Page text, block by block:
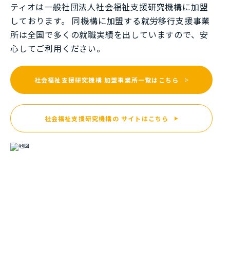
ティオは一般社団法⼈社会福祉⽀援研究機構に加盟
しております。 同機構に加盟する就労移⾏⽀援事業
所は全国で多くの就職実績を出していますので、安
⼼してご利⽤ください。
社会福祉支援研究機構 加盟事業所一覧はこちら
社会福祉支援研究機構の サイトはこちら